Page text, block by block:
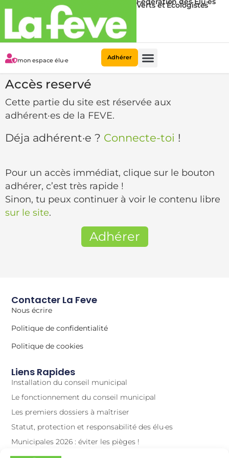
Verts et Écologistes
mon espace élu·e Adhérer
Accès reservé
Cette partie du site est réservée aux
adhérent·es de la FEVE.
Déja adhérent·e ? Connecte-toi !
Pour un accès immédiat, clique sur le bouton
adhérer, c’est très rapide !
Sinon, tu peux continuer à voir le contenu libre
sur le site.
Adhérer
Liens Rapides
Installation du conseil municipal
Le fonctionnement du conseil municipal
Les premiers dossiers à maîtriser
Statut, protection et responsabilité des élu·es
Municipales 2026 : éviter les pièges !
Contacter La Feve
Nous écrire
Politique de confidentialité
Politique de cookies